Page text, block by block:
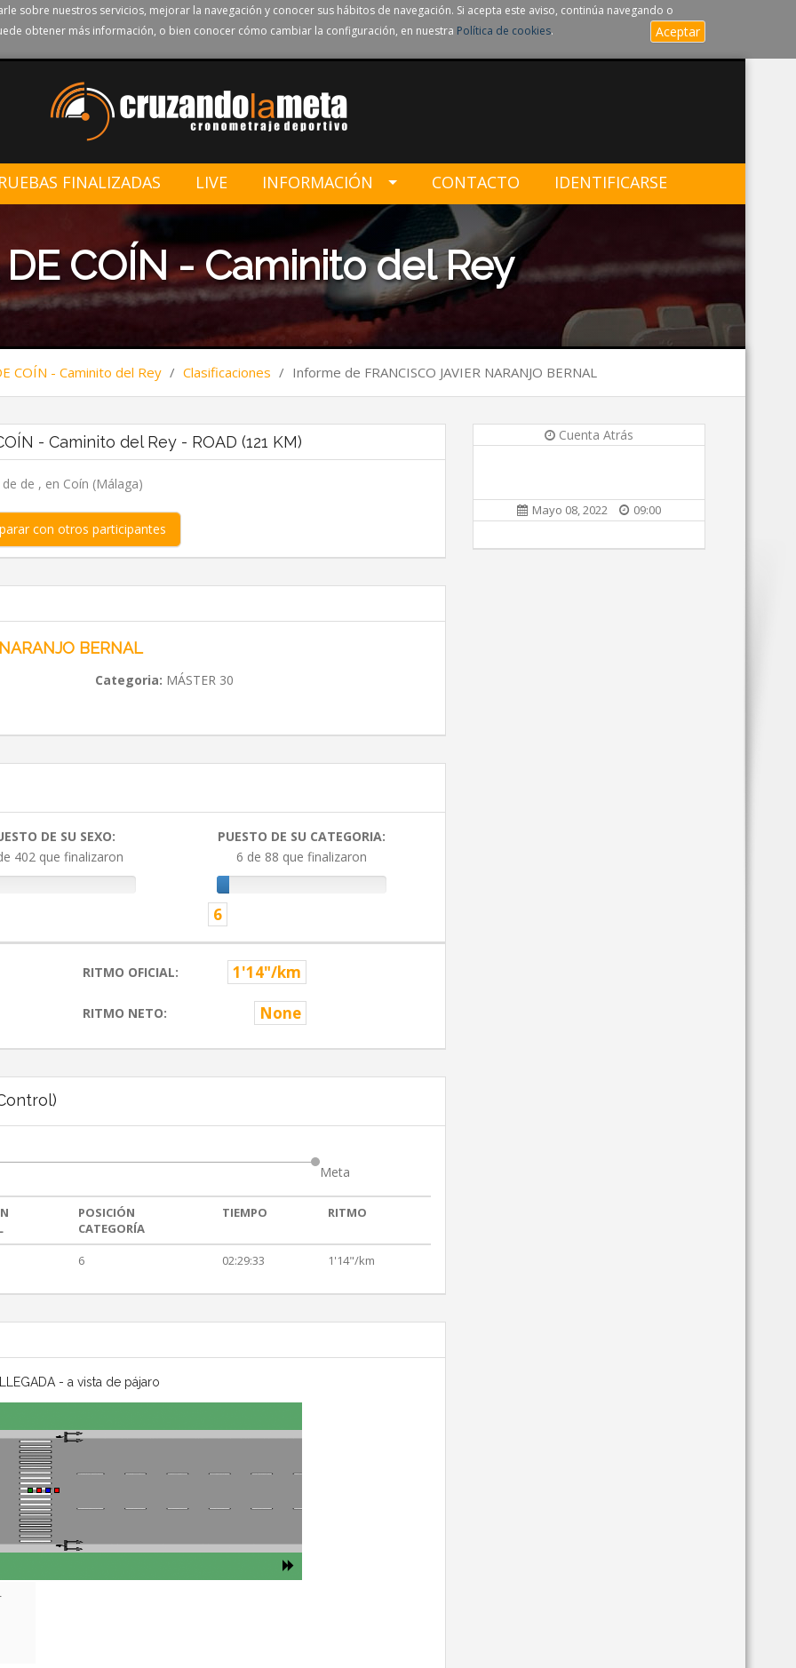
sobre nuestros servicios, mejorar la navegación y conocer sus hábitos de navegación. Si acepta este aviso, continúa navegando o
obtener más información, o bien conocer cómo cambiar la configuración, en nuestra Política de cookies. Aceptar
FINALIZADAS LIVE INFORMACIÓN CONTACTO IDENTIFICARSE
DE COÍN - Caminito del Rey
COÍN - Caminito del Rey / Clasificaciones / Informe de FRANCISCO JAVIER NARANJO BERNAL
- Caminito del Rey - ROAD (121 KM)
de , en Coín (Málaga)
con otros participantes
BERNAL
Categoria: MÁSTER 30
DE SU SEXO:
402 que finalizaron
PUESTO DE SU CATEGORIA:
6 de 88 que finalizaron
6
RITMO OFICIAL: 1'14"/km
RITMO NETO: None
Meta
POSICIÓN
CATEGORÍA
TIEMPO RITMO
6 02:29:33 1'14"/km
- a vista de pájaro
Cuenta Atrás
Mayo 08, 2022 09:00